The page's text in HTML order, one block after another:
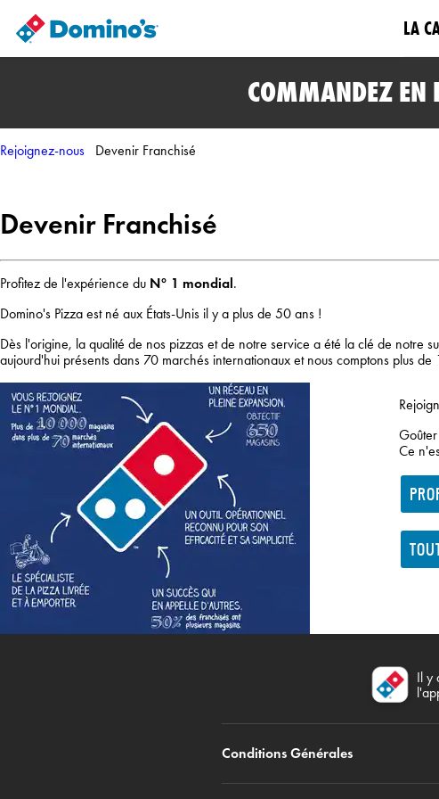
LA
COMMANDEZ EN
Rejoignez-nous Devenir Franchisé
Devenir Franchisé
Profitez de l'expérience du N° 1 mondial.
Domino's Pizza est né aux États-Unis il y a plus de 50 ans !
Dès l'origine, la qualité de nos pizzas et de notre service a été la clé de notre
aujourd'hui présents dans 70 marchés internationaux et nous comptons plus
Ce
Il y
Conditions Générales